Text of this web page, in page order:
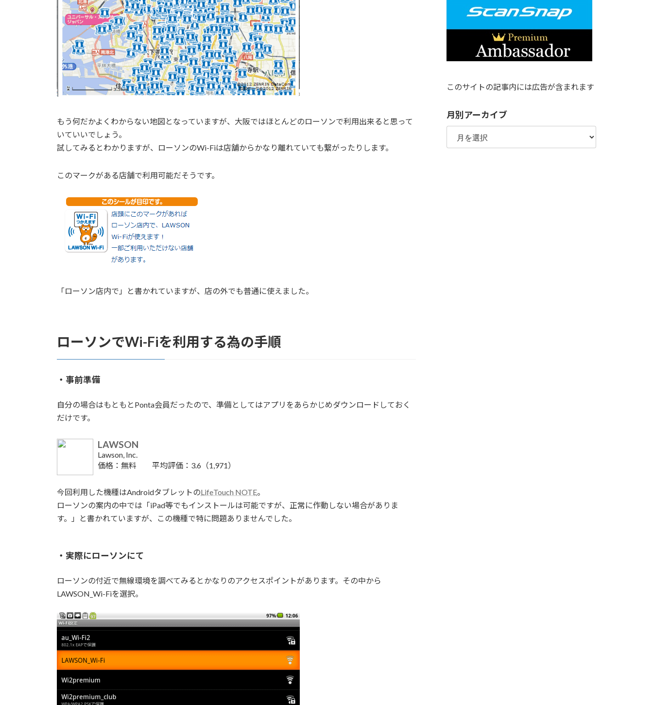
もう何だかよくわからない地図となっていますが、大阪ではほとんどのローソンで利用出来ると思って
いていいでしょう。
試してみるとわかりますが、ローソンのWi-Fiは店舗からかなり離れていても繋がったりします。
このマークがある店舗で利用可能だそうです。
「ローソン店内で」と書かれていますが、店の外でも普通に使えました。
ローソンでWi-Fiを利用する為の手順
・事前準備
自分の場合はもともとPonta会員だったので、準備としてはアプリをあらかじめダウンロードしておく
だけです。
LAWSON
Lawson, Inc.
価格：無料 平均評価：3.6（1,971）
今回利用した機種はAndroidタブレットのLifeTouch NOTE。
ローソンの案内の中では「iPad等でもインストールは可能ですが、正常に作動しない場合がありま
す。」と書かれていますが、この機種で特に問題ありませんでした。
・実際にローソンにて
ローソンの付近で無線環境を調べてみるとかなりのアクセスポイントがあります。その中から
LAWSON_Wi-Fiを選択。
このサイトの記事内には広告が含まれます
月別アーカイブ
月
ア